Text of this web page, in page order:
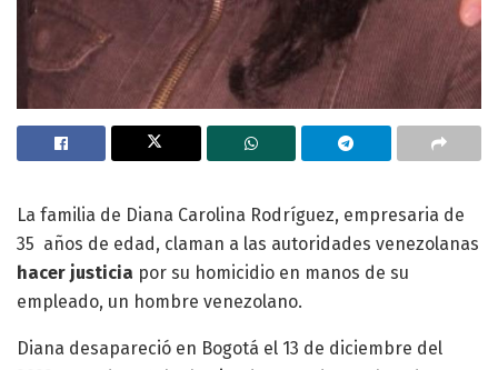
La familia de Diana Carolina Rodríguez, empresaria de
35 años de edad, claman a las autoridades venezolanas
hacer justicia por su homicidio en manos de su
empleado, un hombre venezolano.
Diana desapareció en Bogotá el 13 de diciembre del